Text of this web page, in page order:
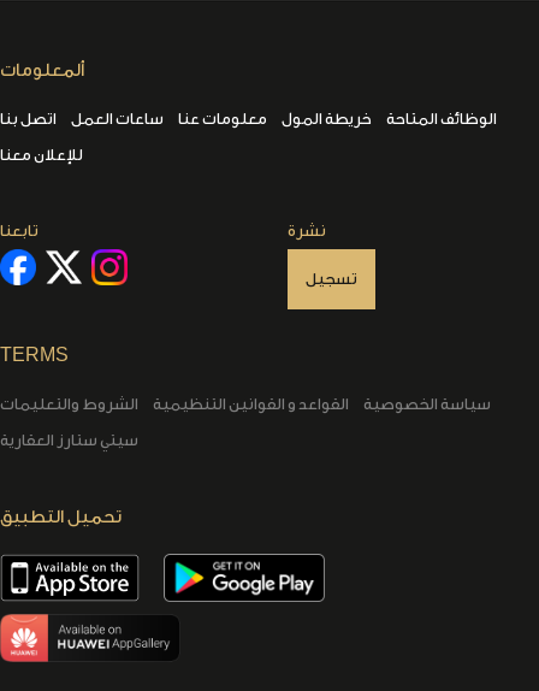
ألمعلومات
اتصل بنا ساعات العمل معلومات عنا خريطة المول
الوظائف المتاحة
للإعلان معنا
تابعنا نشرة
تسجيل
TERMS
الشروط والتعليمات القواعد و القوانين التنظيمية
سياسة الخصوصية
سيتي ستارز العقارية
تحميل التطبيق